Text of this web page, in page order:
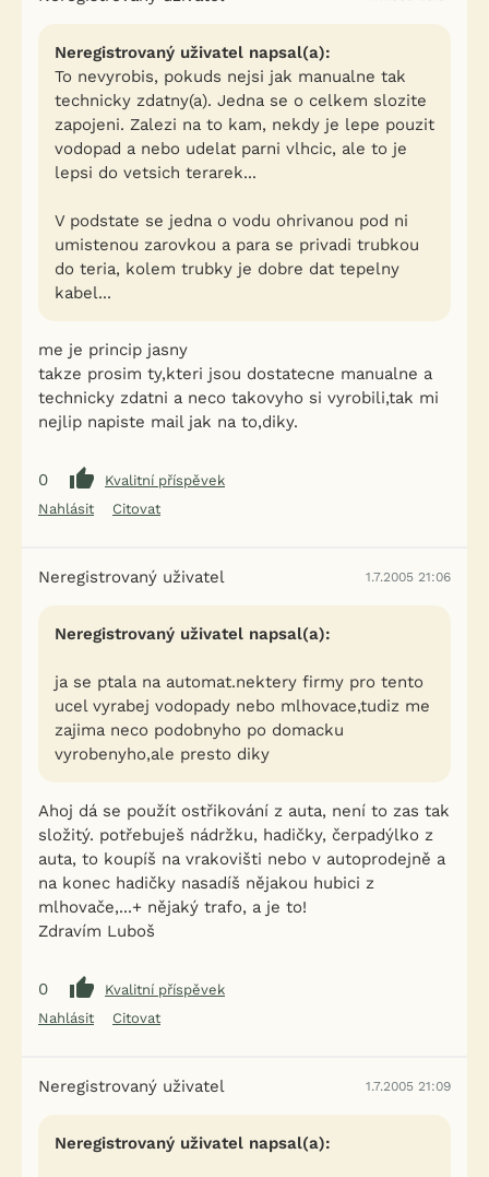
Neregistrovaný uživatel napsal(a):
To nevyrobis, pokuds nejsi jak manualne tak
technicky zdatny(a). Jedna se o celkem slozite
zapojeni. Zalezi na to kam, nekdy je lepe pouzit
vodopad a nebo udelat parni vlhcic, ale to je
lepsi do vetsich terarek...
V podstate se jedna o vodu ohrivanou pod ni
umistenou zarovkou a para se privadi trubkou
do teria, kolem trubky je dobre dat tepelny
kabel...
me je princip jasny
takze prosim ty,kteri jsou dostatecne manualne a
technicky zdatni a neco takovyho si vyrobili,tak mi
nejlip napiste mail jak na to,diky.
0
Kvalitní příspěvek
Nahlásit
Citovat
Neregistrovaný uživatel 1.7.2005 21:06
Neregistrovaný uživatel napsal(a):
ja se ptala na automat.nektery firmy pro tento
ucel vyrabej vodopady nebo mlhovace,tudiz me
zajima neco podobnyho po domacku
vyrobenyho,ale presto diky
Ahoj dá se použít ostřikování z auta, není to zas tak
složitý. potřebuješ nádržku, hadičky, čerpadýlko z
auta, to koupíš na vrakovišti nebo v autoprodejně a
na konec hadičky nasadíš nějakou hubici z
mlhovače,...+ nějaký trafo, a je to!
Zdravím Luboš
0
Kvalitní příspěvek
Nahlásit
Citovat
Neregistrovaný uživatel 1.7.2005 21:09
Neregistrovaný uživatel napsal(a):